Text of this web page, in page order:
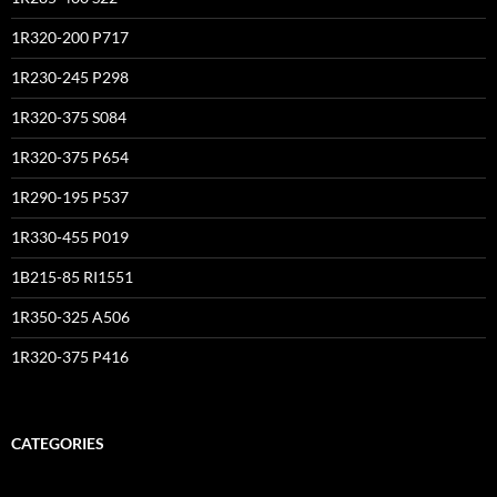
1R320-200 P717
1R230-245 P298
1R320-375 S084
1R320-375 P654
1R290-195 P537
1R330-455 P019
1B215-85 RI1551
1R350-325 A506
1R320-375 P416
CATEGORIES